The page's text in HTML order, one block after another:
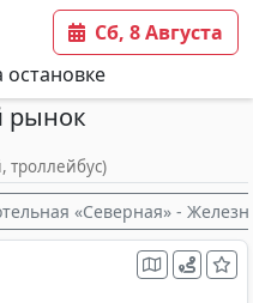
остановке
Сб, 8 Августа
рынок
троллейбус)
«Северная» -